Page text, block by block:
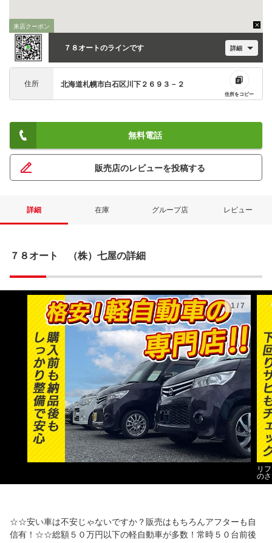
来店クーポン
７８オートのラインです 詳細
住所 北海道札幌市白石区川下２６９３－２
住所をコピー
無料電話
販売店のレビューを投稿する
詳細 在庫 グループ店 レビュー
７８オート （株）七屋の詳細
1 / 7
リ
の
☆☆安い車は不安じゃないですか？販売はもちろんアフターも自
信有！☆☆総額５０万円以下の軽自動車が多数！常時５０台前後